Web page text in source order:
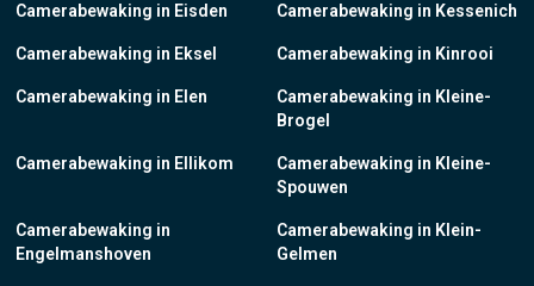
Camerabewaking in Eisden
Camerabewaking in Eksel
Camerabewaking in Elen
Camerabewaking in Ellikom
Camerabewaking in
Engelmanshoven
Camerabewaking in Kessenich
Camerabewaking in Kinrooi
Camerabewaking in Kleine-
Brogel
Camerabewaking in Kleine-
Spouwen
Camerabewaking in Klein-
Gelmen